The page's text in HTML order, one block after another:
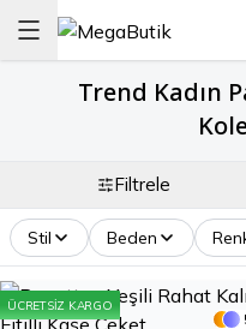
Trend Kadın
Filtrele
Stil Beden
ÜCRETSIZ KARGO